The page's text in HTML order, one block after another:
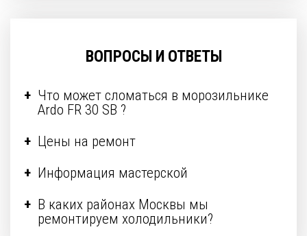
ВОПРОСЫ И ОТВЕТЫ
Что может сломаться в морозильнике
Ardo FR 30 SB ?
Цены на ремонт
Информация мастерской
В каких районах Москвы мы
ремонтируем холодильники?